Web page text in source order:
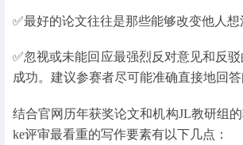
✅最好的论文往往是那些能够改变他人想
✅忽视或未能回应最强烈反对意见和反
成功。建议参赛者尽可能准确直接地回答
结合官网历年获奖论文和机构JL教研组
ke评审最看重的写作要素有以下几点：